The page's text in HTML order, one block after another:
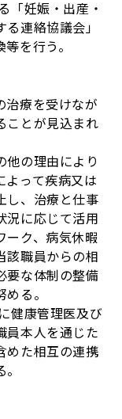
「妊娠・出産・
連絡協議会」
を行う。
療を受けなが
ことが見込まれ
の理由により
よって疾病又は
し、治療と仕事
況に応じて活用
ーク、病気休暇
該職員からの相
要な体制の整備
る。
健康管理医及び
員本人を通じた
めた相互の連携